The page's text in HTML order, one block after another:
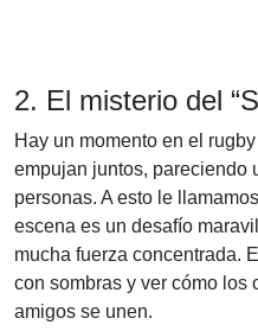
2. El misterio del
Hay un momento en el
empujan juntos, pareciendo
personas. A esto le
escena es un desafío
mucha fuerza concentrada.
con sombras y ver cómo los
amigos se unen.